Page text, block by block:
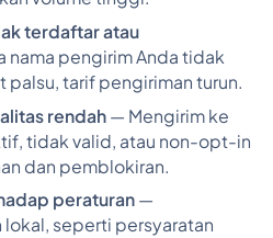
terdaftar atau
nama pengirim Anda tidak
palsu, tarif pengiriman turun.
rendah— Mengirim ke
tidak valid, atau non-opt-in
dan pemblokiran.
peraturan—
lokal, seperti persyaratan